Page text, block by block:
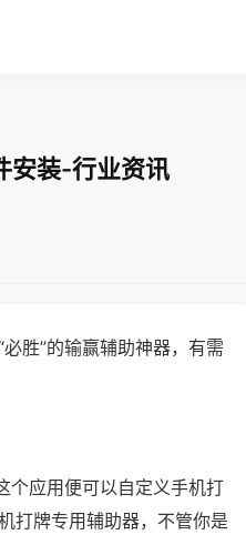
安装-行业资讯
胜”的输赢辅助神器，有需
个应用便可以自定义手机打
打牌专用辅助器，不管你是